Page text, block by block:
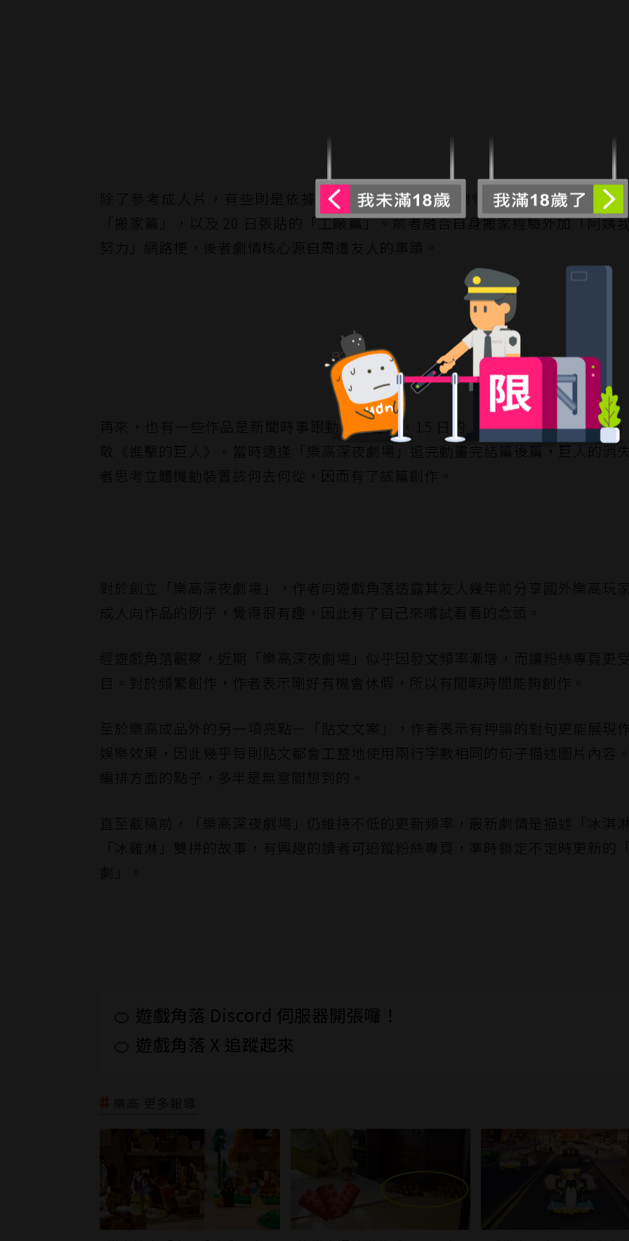
除了參考成人片，有些則是依據真人真事改編的自創劇情，像是 11 月 22 日
「搬家篇」，以及 20 日張貼的「工廠篇」。前者融合自身搬家經驗外加「阿姨我
努力」網路梗，後者劇情核心源自周遭友人的事蹟。
再來，也有一些作品是新聞時事跟動漫為主題，15 日的「空中噴射性愛裝置篇
敬《進擊的巨人》。當時適逢「樂高深夜劇場」追完動畫完結篇後篇，巨人的消
者思考立體機動裝置該何去何從，因而有了該篇創作。
對於創立「樂高深夜劇場」，作者向遊戲角落透露其友人幾年前分享國外樂高玩
成人向作品的例子，覺得很有趣，因此有了自己來嚐試看看的念頭。
經遊戲角落觀察，近期「樂高深夜劇場」似乎因發文頻率漸增，而讓粉絲專頁更
目。對於頻繁創作，作者表示剛好有機會休假，所以有閒暇時間能夠創作。
至於樂高成品外的另一項亮點—「貼文文案」，作者表示有押韻的對句更能展現
娛樂效果，因此幾乎每則貼文都會工整地使用兩行字數相同的句子描述圖片內容
編排方面的點子，多半是無意間想到的。
直至截稿前，「樂高深夜劇場」仍維持不低的更新頻率，最新劇情是描述「冰淇
「冰雞淋」雙拼的故事，有興趣的讀者可追蹤粉絲專頁，準時鎖定不定時更新的
劇」。
🍊 遊戲角落 Discord 伺服器開張囉！
🍊 遊戲角落 X 追蹤起來
樂高 更多報導